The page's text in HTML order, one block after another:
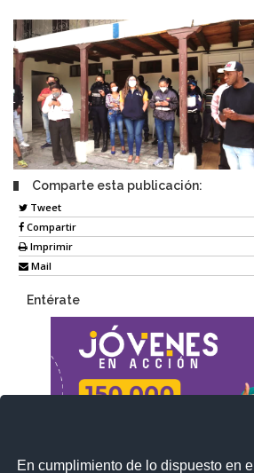
En cumplimiento de lo dispuesto en el
Comparte esta publicación:
Tweet
Compartir
Imprimir
Mail
Entérate